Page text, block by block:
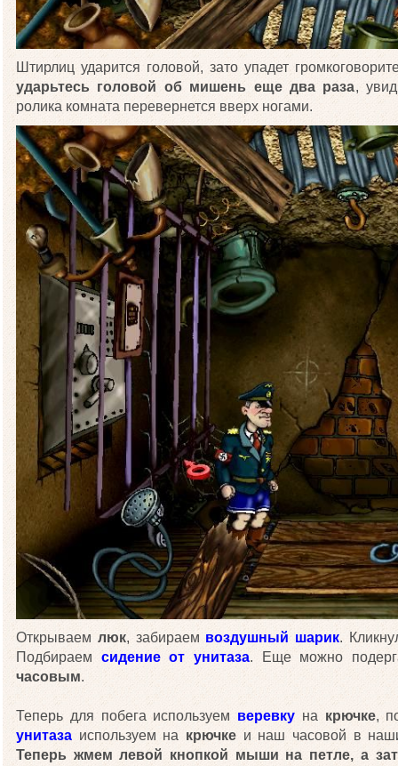
Штирлиц ударится головой, зато упадет
ударьтесь головой об мишень еще два раза,
ролика комната перевернется вверх ногами.
Открываем люк, забираем воздушный шарик.
Подбираем сидение от унитаза. Еще можно
часовым.
Теперь для побега используем веревку на крючке,
унитаза используем на крючке и наш часовой в
Теперь жмем левой кнопкой мыши на петле, а